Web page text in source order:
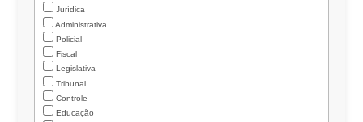
Jurídica
Administrativa
Policial
Fiscal
Legislativa
Tribunal
Controle
Educação